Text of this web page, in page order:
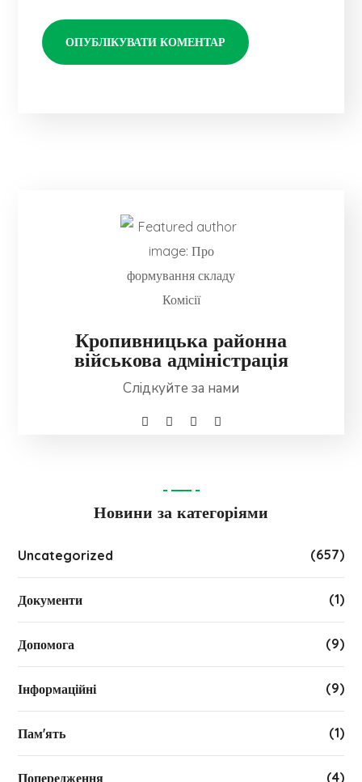
Кропивницька районна
військова адміністрація
Слідкуйте за нами
Новини за категоріями
Uncategorized (657)
Документи (1)
Допомога (9)
Інформаційні (9)
Пам'ять (1)
Попередження (4)